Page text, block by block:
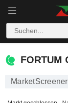
FORTUM OYJ
FORTUM